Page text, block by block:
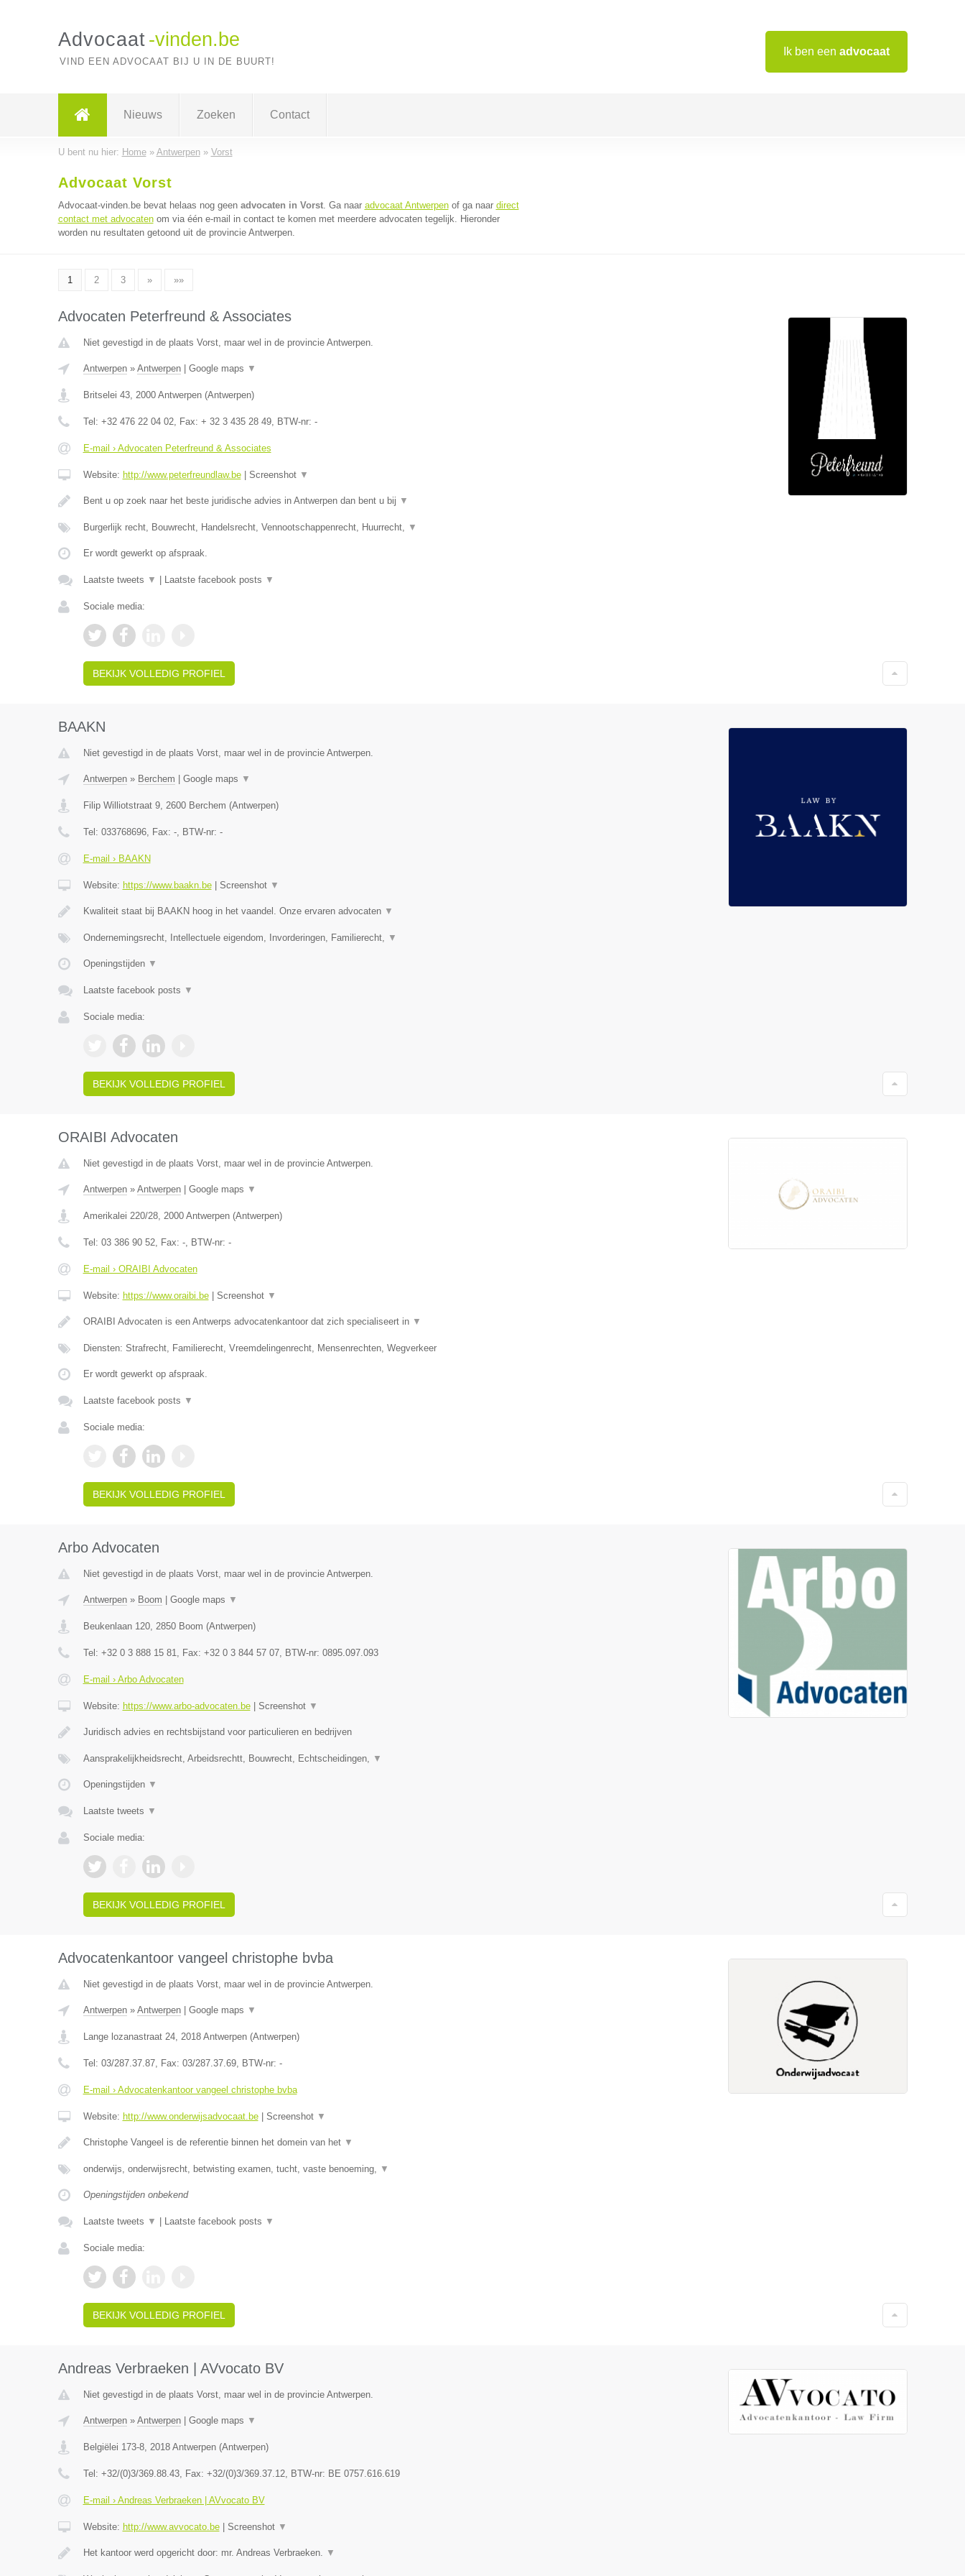
Ik ben een advocaat
Advocaat -vinden.be
VIND EEN ADVOCAAT BIJ U IN DE BUURT!
Nieuws Zoeken Contact
U bent nu hier: Home» Antwerpen» Vorst
Advocaat Vorst
Advocaat-vinden.be bevat helaas nog geen advocaten in Vorst. Ga naar advocaat Antwerpenof ga naar direct
contact met advocatenom via één e-mail in contact te komen met meerdere advocaten tegelijk. Hieronder
worden nu resultaten getoond uit de provincie Antwerpen.
1 2 3 » »»
Advocaten Peterfreund & Associates
Niet gevestigd in de plaats Vorst, maar wel in de provincie Antwerpen.
Antwerpen» Antwerpen| Google maps ▼
Britselei 43, 2000 Antwerpen(Antwerpen)
Tel: +32 476 22 04 02, Fax: + 32 3 435 28 49, BTW-nr: -
E-mail › Advocaten Peterfreund & Associates
Website: http://www.peterfreundlaw.be| Screenshot ▼
Bent u op zoek naar het beste juridische advies in Antwerpen dan bent u bij ▼
Burgerlijk recht, Bouwrecht, Handelsrecht, Vennootschappenrecht, Huurrecht, ▼
Er wordt gewerkt op afspraak.
Laatste tweets ▼ Laatste facebook posts ▼
Sociale media:
BEKIJK VOLLEDIG PROFIEL
BAAKN
Niet gevestigd in de plaats Vorst, maar wel in de provincie Antwerpen.
Antwerpen» Berchem Google maps ▼
Filip Williotstraat 9, 2600 Berchem (Antwerpen)
Tel: 033768696, Fax: -, BTW-nr: -
E-mail › BAAKN
Website: https://www.baakn.be| Screenshot ▼
Kwaliteit staat bij BAAKN hoog in het vaandel. Onze ervaren advocaten ▼
Ondernemingsrecht, Intellectuele eigendom, Invorderingen, Familierecht, ▼
Openingstijden ▼
Laatste facebook posts ▼
Sociale media:
BEKIJK VOLLEDIG PROFIEL
ORAIBI Advocaten
Niet gevestigd in de plaats Vorst, maar wel in de provincie Antwerpen.
Antwerpen» Antwerpen| Google maps ▼
Amerikalei 220/28, 2000 Antwerpen(Antwerpen)
Tel: 03 386 90 52, Fax: -, BTW-nr: -
E-mail › ORAIBI Advocaten
Website: https://www.oraibi.be| Screenshot ▼
ORAIBI Advocaten is een Antwerps advocatenkantoor dat zich specialiseert in ▼
Diensten: Strafrecht, Familierecht, Vreemdelingenrecht, Mensenrechten, Wegverkeer
Er wordt gewerkt op afspraak.
Laatste facebook posts ▼
Sociale media:
BEKIJK VOLLEDIG PROFIEL
Arbo Advocaten
Niet gevestigd in de plaats Vorst, maar wel in de provincie Antwerpen.
Antwerpen» Boom Google maps ▼
Beukenlaan 120, 2850 Boom (Antwerpen)
Tel: +32 0 3 888 15 81, Fax: +32 0 3 844 57 07, BTW-nr: 0895.097.093
E-mail › Arbo Advocaten
Website: https://www.arbo-advocaten.be| Screenshot ▼
Juridisch advies en rechtsbijstand voor particulieren en bedrijven
Aansprakelijkheidsrecht, Arbeidsrechtt, Bouwrecht, Echtscheidingen, ▼
Openingstijden ▼
Laatste tweets ▼
Sociale media:
BEKIJK VOLLEDIG PROFIEL
Advocatenkantoor vangeel christophe bvba
Niet gevestigd in de plaats Vorst, maar wel in de provincie Antwerpen.
Antwerpen» Antwerpen| Google maps ▼
Lange lozanastraat 24, 2018 Antwerpen(Antwerpen)
Tel: 03/287.37.87, Fax: 03/287.37.69, BTW-nr: -
E-mail › Advocatenkantoor vangeel christophe bvba
Website: http://www.onderwijsadvocaat.be| Screenshot ▼
Christophe Vangeel is de referentie binnen het domein van het ▼
onderwijs, onderwijsrecht, betwisting examen, tucht, vaste benoeming, ▼
Openingstijden onbekend
Laatste tweets ▼ Laatste facebook posts ▼
Sociale media:
BEKIJK VOLLEDIG PROFIEL
Andreas Verbraeken | AVvocato BV
Niet gevestigd in de plaats Vorst, maar wel in de provincie Antwerpen.
Antwerpen» Antwerpen| Google maps ▼
Belgiëlei 173-8, 2018 Antwerpen(Antwerpen)
Tel: +32/(0)3/369.88.43, Fax: +32/(0)3/369.37.12, BTW-nr: BE 0757.616.619
E-mail › Andreas Verbraeken | AVvocato BV
Website: http://www.avvocato.be| Screenshot ▼
Het kantoor werd opgericht door: mr. Andreas Verbraeken. ▼